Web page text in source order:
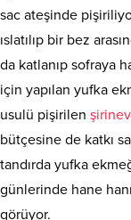
sac ateşinde
ıslatılıp bir bez
da katlanıp sofraya
için yapılan yufka
usulü pişirilen
bütçesine de katkı
tandırda yufka
günlerinde hane
görüyor.